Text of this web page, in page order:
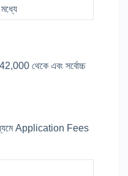
থেকে এবং সর্বোচ্চ
Application Fees